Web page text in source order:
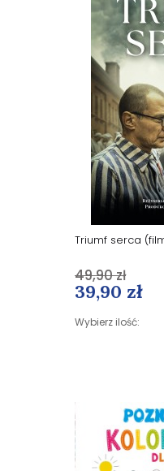
Triumf serca
39,90 zł
Wybierz ilość:
49,90 zł